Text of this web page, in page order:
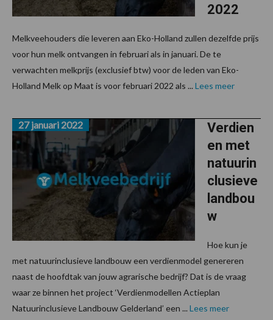
2022
Melkveehouders die leveren aan Eko-Holland zullen dezelfde prijs
voor hun melk ontvangen in februari als in januari. De te
verwachten melkprijs (exclusief btw) voor de leden van Eko-
Holland Melk op Maat is voor februari 2022 als ... Lees meer
Verdien
en met
natuurin
clusieve
landbou
w
27 januari 2022
Hoe kun je
met natuurinclusieve landbouw een verdienmodel genereren
naast de hoofdtak van jouw agrarische bedrijf? Dat is de vraag
waar ze binnen het project ‘Verdienmodellen Actieplan
Natuurinclusieve Landbouw Gelderland’ een ... Lees meer